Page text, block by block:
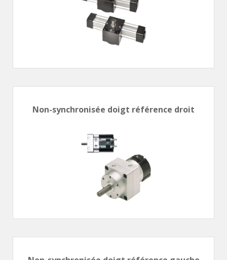
ÉLECTROVANNES DE DÉCOLMATAGE
Électrovannes à jet pulsé
PINCES DE PRÉHENSION
Préhenseurs angulaires
Préhenseurs parallèles
Traitements d'air - Accessoires
Non-synchronisée doigt référence droit